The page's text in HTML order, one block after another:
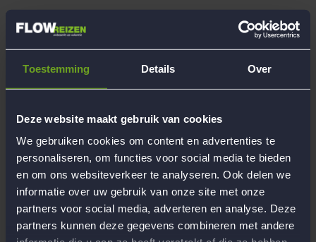
Toestemming Details Over
Deze website maakt gebruik van cookies
We gebruiken cookies om content en advertenties te
personaliseren, om functies voor social media te bieden
en om ons websiteverkeer te analyseren. Ook delen we
informatie over uw gebruik van onze site met onze
partners voor social media, adverteren en analyse. Deze
partners kunnen deze gegevens combineren met andere
Waar?
Programma
Nog niet eerder met ons op vakantie geweest? Kom luisteren, stel je
vragen en ontdek of Flow Reizen bij jou past.
15:00 – 17:00 |
Een gezellig samenzijn voor (nieuwe) reizigers en begeleiders.
Gezellig bijpraten en sfeer proeven!
17:00 – 21:00 |Het Grote Flow Feest!(€25,-)
We sluiten de dag af met een knalfeest! Trek je mooiste outfit aan en
dans met ons mee.